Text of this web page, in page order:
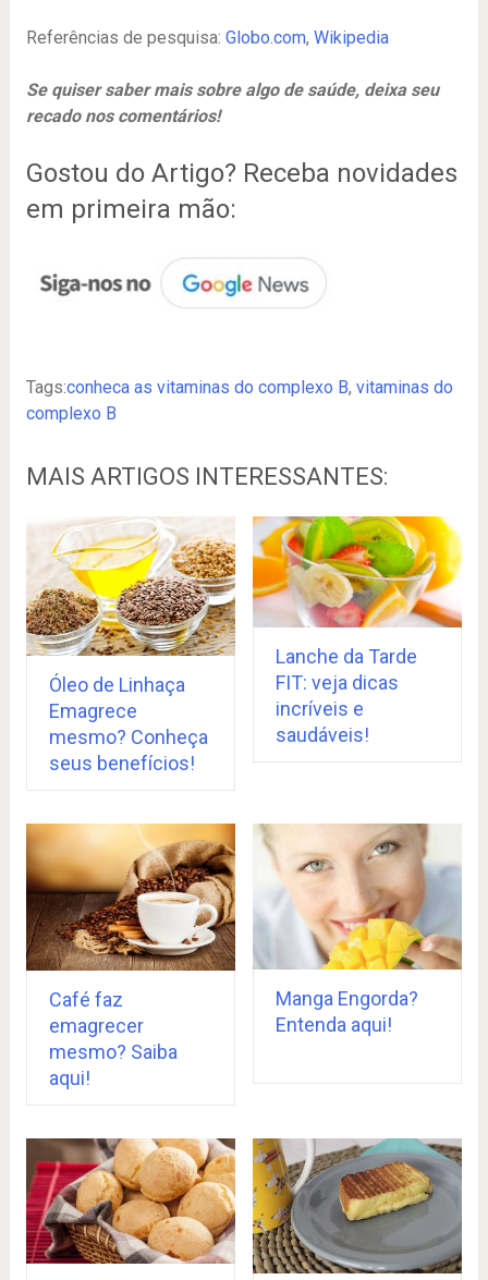
Referências de pesquisa: Globo.com, Wikipedia
Se quiser saber mais sobre algo de saúde, deixa seu
recado nos comentários!
Gostou do Artigo? Receba novidades
em primeira mão:
Tags:conheca as vitaminas do complexo B, vitaminas do
complexo B
MAIS ARTIGOS INTERESSANTES:
Óleo de Linhaça
Emagrece
mesmo? Conheça
seus benefícios!
Lanche da Tarde
FIT: veja dicas
incríveis e
saudáveis!
Café faz
emagrecer
mesmo? Saiba
aqui!
Manga Engorda?
Entenda aqui!